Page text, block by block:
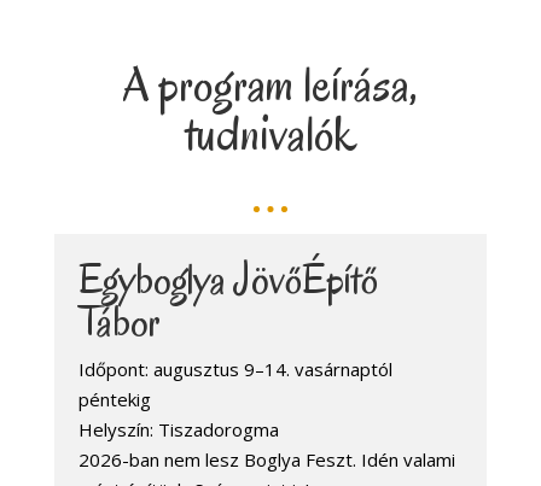
A program leírása,
tudnivalók
Egyboglya JövőÉpítő
Tábor
Időpont: augusztus 9–14. vasárnaptól
péntekig
Helyszín: Tiszadorogma
2026-ban nem lesz Boglya Feszt. Idén valami